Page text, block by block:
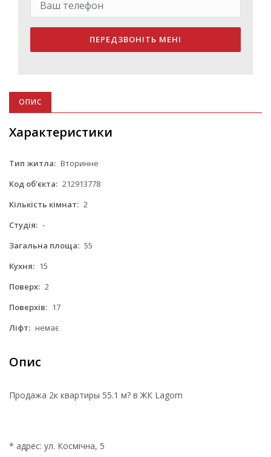
ПЕРЕДЗВОНІТЬ МЕНІ
ОПИС
Характеристики
Тип житла: Вторинне
Код об'єкта: 212913778
Кількість кімнат: 2
Студія: -
Загальна площа: 55
Кухня: 15
Поверх: 2
Поверхів: 17
Ліфт: немає
Опис
Продажа 2к квартиры 55.1 м? в ЖК Lagom
* адрес: ул. Космічна, 5